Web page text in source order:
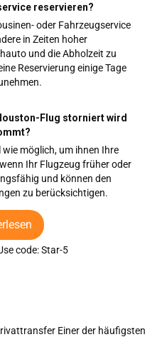
reservieren?
oder Fahrzeugservice
in Zeiten hoher
und die Abholzeit zu
Reservierung einige Tage
Flug storniert wird
möglich, um ihnen Ihre
Ihr Flugzeug früher oder
und können den
zu berücksichtigen.
code:Star-5
der häufigsten Aktivitäten in